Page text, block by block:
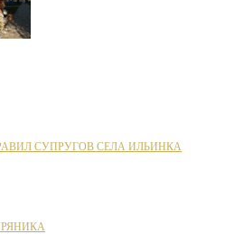
СУПРУГОВ СЕЛА ИЛЬИНКА